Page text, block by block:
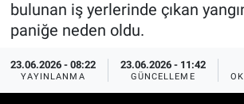
bulunan iş yerlerinde çıkan
paniğe neden oldu.
23.06.2026 - 08:22
YAYINLANMA
23.06.2026 - 11:42
GÜNCELLEME